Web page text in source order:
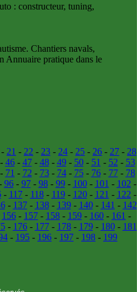
: constructeur, tuning,
Chantiers navals,
Annuaire pratique dans le
- 21 - 22 - 23 - 24 - 25 - 26 - 27 - 28
46- 47- 48- 49- 50- 51 - 52 - 53
71 - 72 - 73- 74- 75- 76- 77- 78
96- 97- 98- 99- 100- 101 - 102 -
- 117- 118- 119- 120- 121 - 122 -
- 137- 138- 139- 140- 141 - 142
156 - 157 - 158 - 159 - 160 - 161 -
- 176- 177- 178- 179- 180- 181
- 195 - 196 - 197 - 198 - 199